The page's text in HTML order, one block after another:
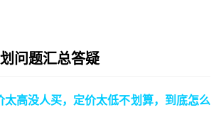
问题汇总答疑
高没人买，定价太低不划算，到底怎么